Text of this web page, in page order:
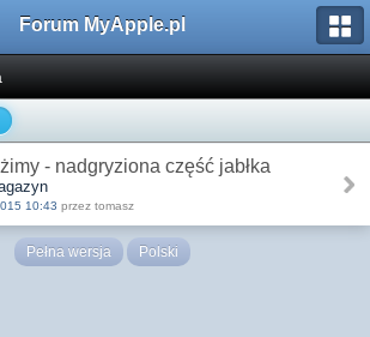
Forum MyApple.pl
- nadgryziona część jabłka
10:43 przez tomasz
Pełna wersja Polski